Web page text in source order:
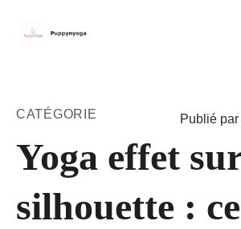
CATÉGORIE Publié
Yoga effet
silhouette :